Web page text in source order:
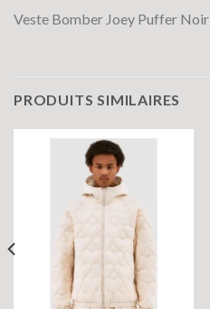
Veste Bomber Joey Puffer Noir
PRODUITS SIMILAIRES